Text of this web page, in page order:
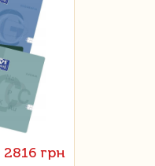
2816 грн